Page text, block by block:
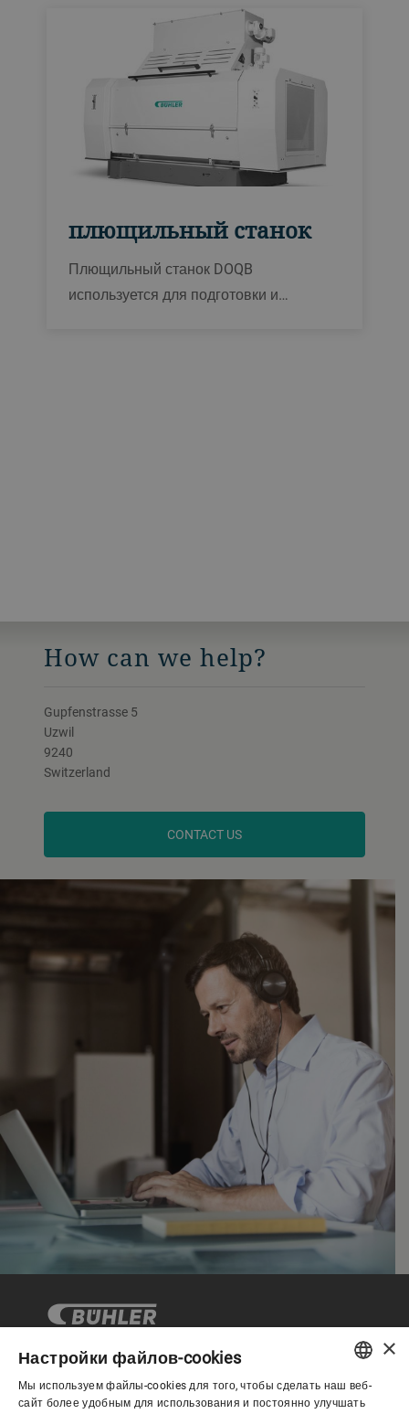
разработана для обеспечения
стабильно точных результатов
шлифования.
плющильный cтaнoк
Плющильный станок DOQB
используется для подготовки и
How can we help?
Gupfenstrasse 5
Uzwil
9240
Switzerland
CONTACT US
Корпоративное управление ENGLISH
×
Настройки файлов-cookies
Мы используем файлы-cookies для того, чтобы сделать наш веб-
сайт более удобным для использования и постоянно улучшать